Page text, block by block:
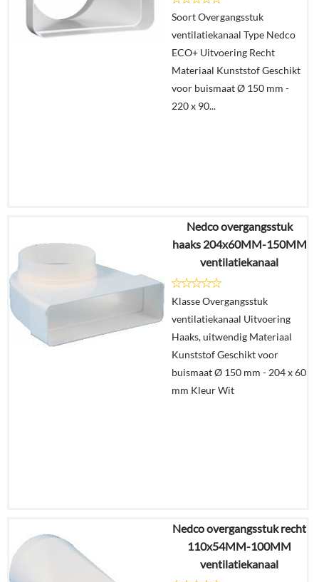
winkelmand
Soort Overgangsstuk
ventilatiekanaal Type Nedco
ECO+ Uitvoering Recht
Materiaal Kunststof Geschikt
voor buismaat Ø 150 mm -
220 x 90...
€52,15
€32,33
In
winkelmand
Nedco overgangsstuk
haaks 204x60MM-150MM
ventilatiekanaal
Klasse Overgangsstuk
ventilatiekanaal Uitvoering
Haaks, uitwendig Materiaal
Kunststof Geschikt voor
buismaat Ø 150 mm - 204 x 60
mm Kleur Wit
€28,50
€19,48
Nedco overgangsstuk recht
110x54MM-100MM
ventilatiekanaal